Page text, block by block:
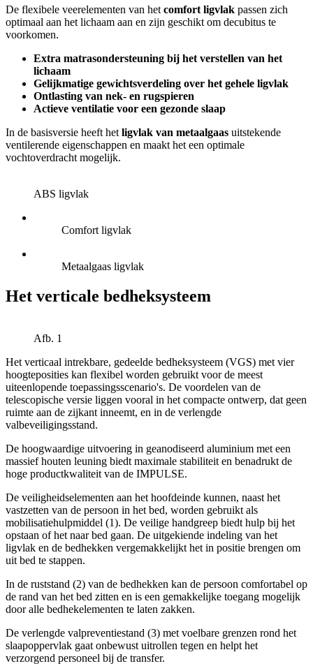
De flexibele veerelementen van het comfort ligvlak passen zich
optimaal aan het lichaam aan en zijn geschikt om decubitus te
voorkomen.
Extra matrasondersteuning bij het verstellen van het
lichaam
Gelijkmatige gewichtsverdeling over het gehele ligvlak
Ontlasting van nek- en rugspieren
Actieve ventilatie voor een gezonde slaap
In de basisversie heeft het ligvlak van metaalgaas uitstekende
ventilerende eigenschappen en maakt het een optimale
vochtoverdracht mogelijk.
ABS ligvlak
Comfort ligvlak
Metaalgaas ligvlak
Het verticale bedheksysteem
Afb. 1
Het verticaal intrekbare, gedeelde bedheksysteem (VGS) met vier
hoogteposities kan flexibel worden gebruikt voor de meest
uiteenlopende toepassingsscenario's. De voordelen van de
telescopische versie liggen vooral in het compacte ontwerp, dat geen
ruimte aan de zijkant inneemt, en in de verlengde
valbeveiligingsstand.
De hoogwaardige uitvoering in geanodiseerd aluminium met een
massief houten leuning biedt maximale stabiliteit en benadrukt de
hoge productkwaliteit van de IMPULSE.
De veiligheidselementen aan het hoofdeinde kunnen, naast het
vastzetten van de persoon in het bed, worden gebruikt als
mobilisatiehulpmiddel (1). De veilige handgreep biedt hulp bij het
opstaan of het naar bed gaan. De uitgekiende indeling van het
ligvlak en de bedhekken vergemakkelijkt het in positie brengen om
uit bed te stappen.
In de ruststand (2) van de bedhekken kan de persoon comfortabel op
de rand van het bed zitten en is een gemakkelijke toegang mogelijk
door alle bedhekelementen te laten zakken.
De verlengde valpreventiestand (3) met voelbare grenzen rond het
slaapoppervlak gaat onbewust uitrollen tegen en helpt het
verzorgend personeel bij de transfer.